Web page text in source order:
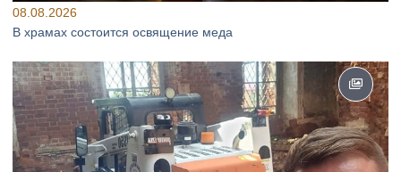
08.08.2026
В храмах состоится освящение меда